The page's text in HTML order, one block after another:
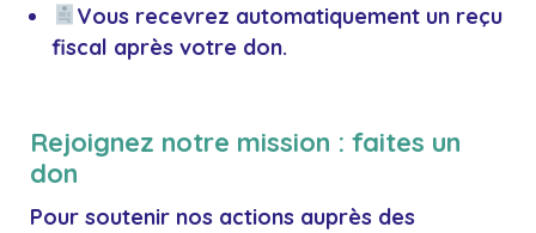
Vous recevrez automatiquement un reçu
fiscal après votre don.
Rejoignez notre mission : faites un
don
Pour soutenir nos actions auprès des